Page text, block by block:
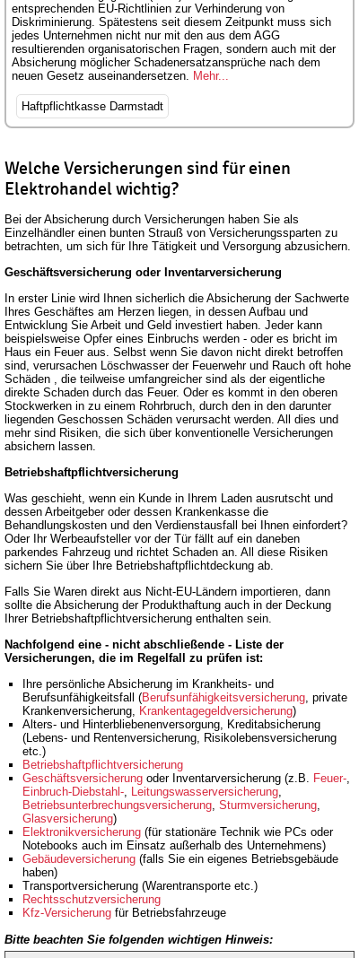
entsprechenden EU-Richtlinien zur Verhinderung von
Diskriminierung. Spätestens seit diesem Zeitpunkt muss sich
jedes Unternehmen nicht nur mit den aus dem AGG
resultierenden organisatorischen Fragen, sondern auch mit der
Absicherung möglicher Schadenersatzansprüche nach dem
neuen Gesetz auseinandersetzen. Mehr...
Haftpflichtkasse Darmstadt
Welche Versicherungen sind für einen
Elektrohandel wichtig?
Bei der Absicherung durch Versicherungen haben Sie als
Einzelhändler einen bunten Strauß von Versicherungssparten zu
betrachten, um sich für Ihre Tätigkeit und Versorgung abzusichern.
Geschäftsversicherung oder Inventarversicherung
In erster Linie wird Ihnen sicherlich die Absicherung der Sachwerte
Ihres Geschäftes am Herzen liegen, in dessen Aufbau und
Entwicklung Sie Arbeit und Geld investiert haben. Jeder kann
beispielsweise Opfer eines Einbruchs werden - oder es bricht im
Haus ein Feuer aus. Selbst wenn Sie davon nicht direkt betroffen
sind, verursachen Löschwasser der Feuerwehr und Rauch oft hohe
Schäden , die teilweise umfangreicher sind als der eigentliche
direkte Schaden durch das Feuer. Oder es kommt in den oberen
Stockwerken in zu einem Rohrbruch, durch den in den darunter
liegenden Geschossen Schäden verursacht werden. All dies und
mehr sind Risiken, die sich über konventionelle Versicherungen
absichern lassen.
Betriebshaftpflichtversicherung
Was geschieht, wenn ein Kunde in Ihrem Laden ausrutscht und
dessen Arbeitgeber oder dessen Krankenkasse die
Behandlungskosten und den Verdienstausfall bei Ihnen einfordert?
Oder Ihr Werbeaufsteller vor der Tür fällt auf ein daneben
parkendes Fahrzeug und richtet Schaden an. All diese Risiken
sichern Sie über Ihre Betriebshaftpflichtdeckung ab.
Falls Sie Waren direkt aus Nicht-EU-Ländern importieren, dann
sollte die Absicherung der Produkthaftung auch in der Deckung
Ihrer Betriebshaftpflichtversicherung enthalten sein.
Nachfolgend eine - nicht abschließende - Liste der
Versicherungen, die im Regelfall zu prüfen ist:
Ihre persönliche Absicherung im Krankheits- und
Berufsunfähigkeitsfall (Berufsunfähigkeitsversicherung, private
Krankenversicherung, Krankentagegeldversicherung)
Alters- und Hinterbliebenenversorgung, Kreditabsicherung
(Lebens- und Rentenversicherung, Risikolebensversicherung
etc.)
Betriebshaftpflichtversicherung
Geschäftsversicherung oder Inventarversicherung (z.B. Feuer-,
Einbruch-Diebstahl-, Leitungswasserversicherung,
Betriebsunterbrechungsversicherung, Sturmversicherung,
Glasversicherung)
Elektronikversicherung (für stationäre Technik wie PCs oder
Notebooks auch im Einsatz außerhalb des Unternehmens)
Gebäudeversicherung (falls Sie ein eigenes Betriebsgebäude
haben)
Transportversicherung (Warentransporte etc.)
Rechtsschutzversicherung
Kfz-Versicherung für Betriebsfahrzeuge
Bitte beachten Sie folgenden wichtigen Hinweis: